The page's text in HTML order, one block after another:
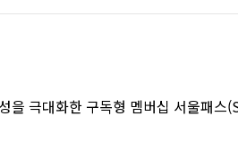
을 극대화한 구독형 멤버십 서울패스